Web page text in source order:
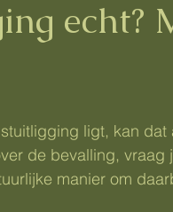
echt?
ligt, kan dat
de bevalling, vraag
manier om